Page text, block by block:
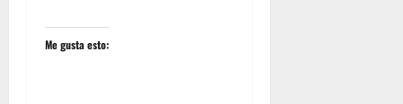
Me gusta esto: